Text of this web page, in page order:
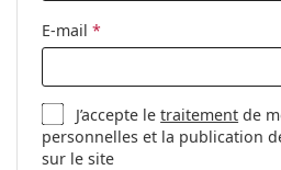
Sexe:
Catégorie:
Marque:
Oakley
Code:
0OX8050
E-mail *
J’accepte letraitement de
personnelles et la publication
sur le site